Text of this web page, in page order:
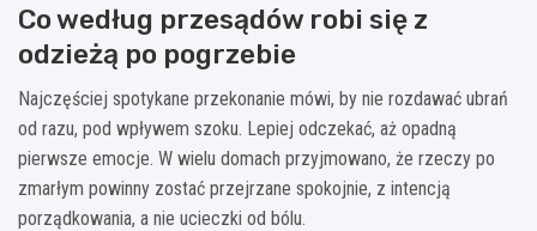
Co według przesądów robi się z
odzieżą po pogrzebie
Najczęściej spotykane przekonanie mówi, by nie rozdawać ubrań
od razu, pod wpływem szoku. Lepiej odczekać, aż opadną
pierwsze emocje. W wielu domach przyjmowano, że rzeczy po
zmarłym powinny zostać przejrzane spokojnie, z intencją
porządkowania, a nie ucieczki od bólu.